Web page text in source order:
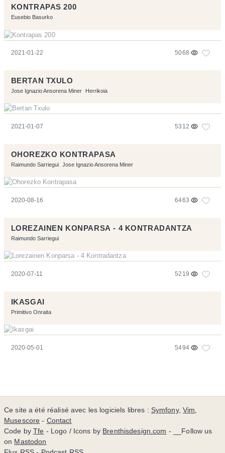
KONTRAPAS 200
Eusebio Basurko
2021-01-22 5068
BERTAN TXULO
Jose Ignazio Ansorena Miner Herrikoia
2021-01-07 5312
OHOREZKO KONTRAPASA
Raimundo Sarriegui Jose Ignazio Ansorena Miner
2020-08-16 6463
LOREZAINEN KONPARSA - 4 KONTRADANTZA
Raimundo Sarriegui
2020-07-11 5219
IKASGAI
Primitivo Onraita
2020-05-01 5494
Ce site a été réalisé avec les logiciels libres : Symfony,Vim,
Musescore - Contact
Code byTfe - Logo / Icons by Brenthisdesign.com - __Follow us
on Mastodon